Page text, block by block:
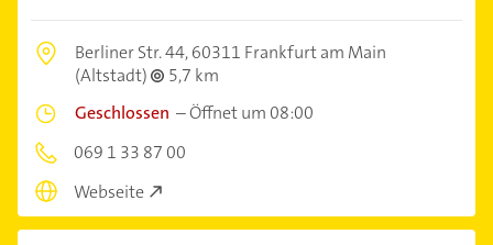
Berliner Str. 44,60311 Frankfurt am Main
(Altstadt)
5,7 km
Geschlossen –Öffnet um 08:00
069 1 33 87 00
Webseite